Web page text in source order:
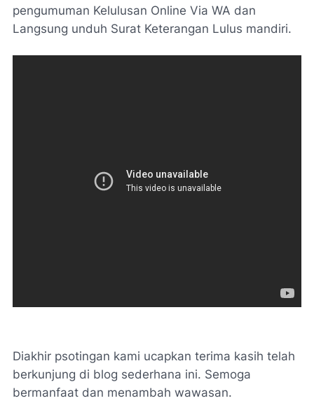
pengumuman Kelulusan Online Via WA dan
Langsung unduh Surat Keterangan Lulus mandiri.
Diakhir psotingan kami ucapkan terima kasih telah
berkunjung di blog sederhana ini. Semoga
bermanfaat dan menambah wawasan.